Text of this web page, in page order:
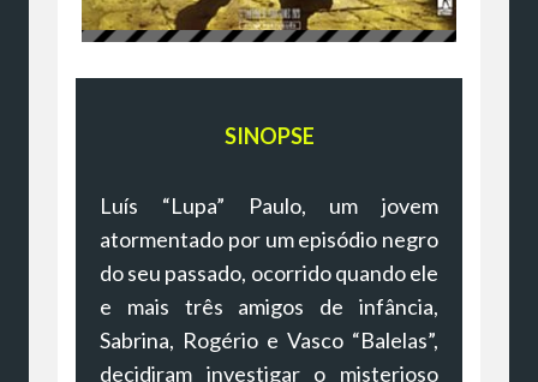
SINOPSE
Luís “Lupa” Paulo, um jovem
atormentado por um episódio negro
do seu passado, ocorrido quando ele
e mais três amigos de infância,
Sabrina, Rogério e Vasco “Balelas”,
decidiram investigar o misterioso